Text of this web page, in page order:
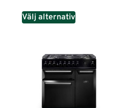
Välj alternativ